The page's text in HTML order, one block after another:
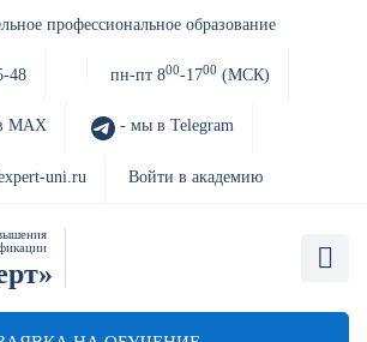
профессиональное образование
48 пн-пт 800-1700 (МСК)
MAX - мы в Telegram
uni.ru Войти в академию